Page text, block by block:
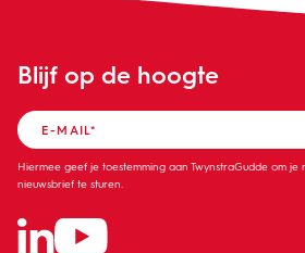
Blijf op de hoogte
Hiermee geef je toestemming aan TwynstraGudde om
nieuwsbrief te sturen.